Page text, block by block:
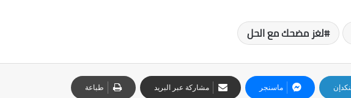
لغز مضحك مع الحل
ماسنجر مشاركة عبر البريد طباعة